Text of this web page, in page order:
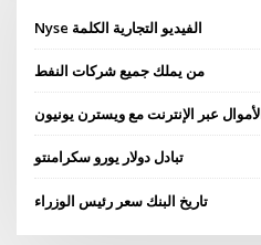
Nyse الفيديو التجارية الكلمة
من يملك جميع شركات النفط
عبر الإنترنت مع ويسترن يونيون
تبادل دولار يورو سكرامنتو
تاريخ البنك سعر رئيس الوزراء